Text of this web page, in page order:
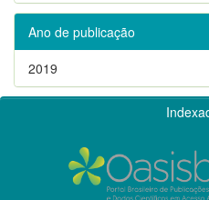
Ano de publicação
2019